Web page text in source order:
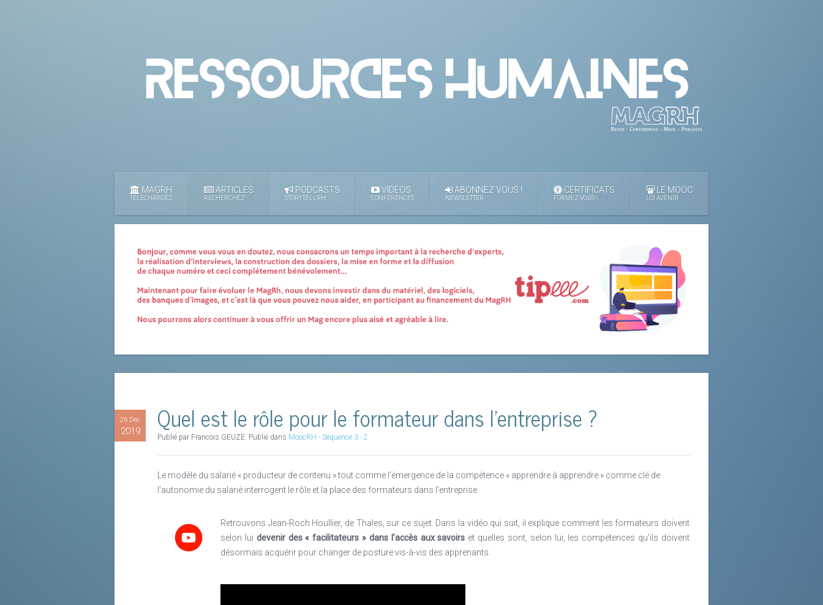
MAGRH
TÉLÉCHARGEZ
ARTICLES
RECHERCHEZ
PODCASTS
STORYTELLRH
VIDÉOS
CONFÉRENCES
ABONNEZ VOUS !
NEWSLETTER
CERTIFICATS
FORMEZ VOUS !
LE MOOC
LOI AVENIR
26 Déc
2019 Quel est le rôle pour le formateur dans l'entreprise ?
Publié par Francois GEUZE. Publié dans MoocRH - Sequence 3 - 2
Le modèle du salarié « producteur de contenu » tout comme l’émergence de la compétence « apprendre à apprendre » comme clé de
l’autonomie du salarié interrogent le rôle et la place des formateurs dans l’entreprise.
Retrouvons Jean-Roch Houllier, de Thales, sur ce sujet. Dans la vidéo qui suit, il explique comment les formateurs doivent
selon lui devenir des « facilitateurs » dans l’accès aux savoirs et quelles sont, selon lui, les compétences qu’ils doivent
désormais acquérir pour changer de posture vis-à-vis des apprenants.